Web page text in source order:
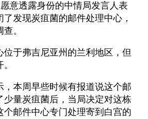
意透露身份的中情局发言人表
发现炭疽菌的邮件处理中心，
查。
位于弗吉尼亚州的兰利地区，但
。
，本周早些时候有报道说这个邮
少量炭疽菌后，当局决定对这栋
个邮件中心专门处理寄到白宫的